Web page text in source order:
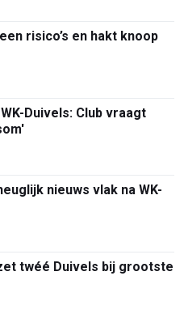
risico’s en hakt knoop
Duivels: Club vraagt
nieuws vlak na WK-
twéé Duivels bij grootste